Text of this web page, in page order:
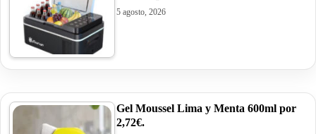
5 agosto, 2026
Gel Moussel Lima y Menta 600ml por
2,72€.